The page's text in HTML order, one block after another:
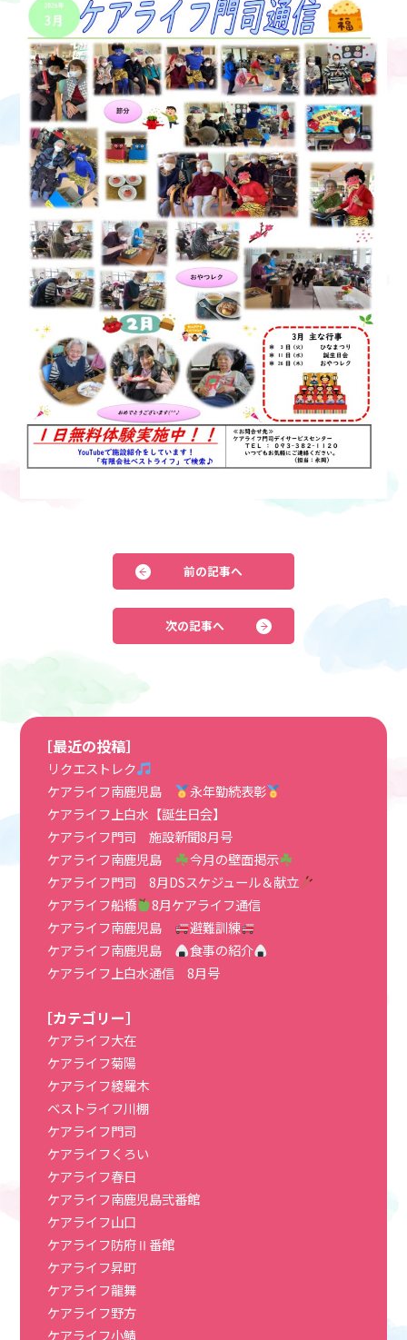
前の記事へ
次の記事へ
［最近の投稿］
リクエストレク
ケアライフ南鹿児島
永年勤続表彰
ケアライフ上白水【誕生日会】
ケアライフ門司 施設新聞8月号
ケアライフ南鹿児島
今月の壁面掲示
ケアライフ門司 8月DSスケジュール＆献立
ケアライフ船橋
8月ケアライフ通信
ケアライフ南鹿児島
避難訓練
ケアライフ南鹿児島
食事の紹介
ケアライフ上白水通信 8月号
［カテゴリー］
ケアライフ大在
ケアライフ菊陽
ケアライフ綾羅木
ベストライフ川棚
ケアライフ門司
ケアライフくろい
ケアライフ春日
ケアライフ南鹿児島弐番館
ケアライフ山口
ケアライフ防府Ⅱ番館
ケアライフ昇町
ケアライフ龍舞
ケアライフ野方
ケアライフ小鯖